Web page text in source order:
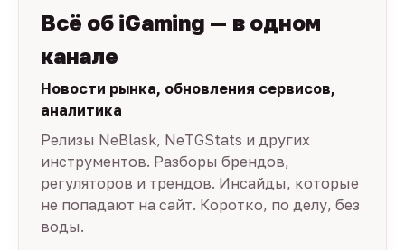
Всё об iGaming — в одном
канале
Новости рынка, обновления сервисов,
аналитика
Релизы NeBlask, NeTGStats и других
инструментов. Разборы брендов,
регуляторов и трендов. Инсайды, которые
не попадают на сайт. Коротко, по делу, без
воды.